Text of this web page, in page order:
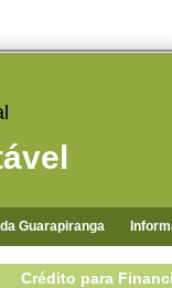
Guarapiranga
Crédito para